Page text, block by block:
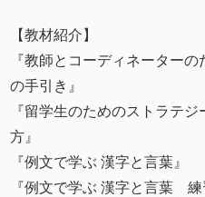
【教材紹介】
『教師とコーディネーター
の手引き』
『留学生のためのストラテ
方』
『例文で学ぶ 漢字と言葉』
『例文で学ぶ 漢字と言葉 練